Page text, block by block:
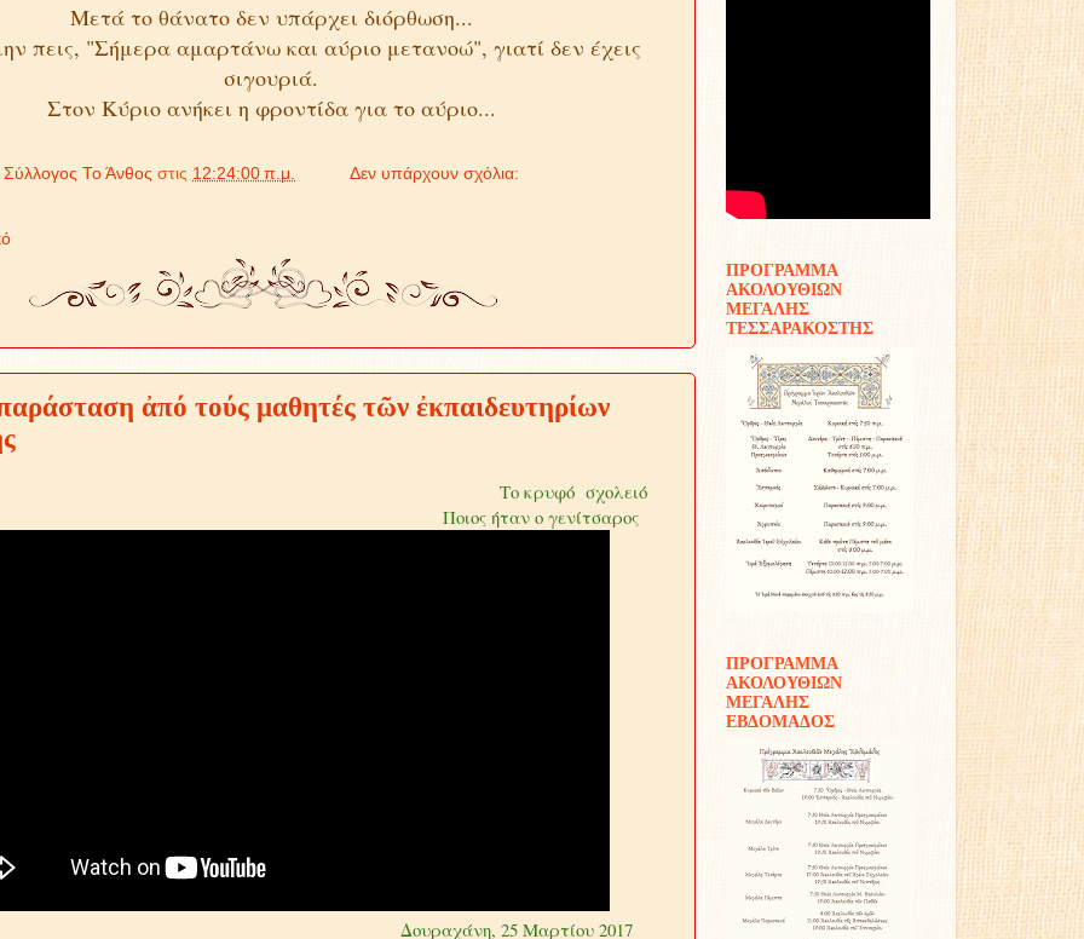
Μετά το θάνατο δεν υπάρχει διόρθωση...
πεις, "Σήμερα αμαρτάνω και αύριο μετανοώ", γιατί δεν έχεις
σιγουριά.
Στον Κύριο ανήκει η φροντίδα για το αύριο...
Σύλλογος Το Άνθος στις 12:24:00 π.μ. Δεν υπάρχουν σχόλια:
ἀπό τούς μαθητές τῶν ἐκπαιδευτηρίων
κρυφό σχολειό
ήταν ο γενίτσαρος
25 Μαρτίου 2017
ΠΡΟΓΡΑΜΜΑ
ΑΚΟΛΟΥΘΙΩΝ
ΜΕΓΑΛΗΣ
ΤΕΣΣΑΡΑΚΟΣΤΗΣ
ΠΡΟΓΡΑΜΜΑ
ΑΚΟΛΟΥΘΙΩΝ
ΜΕΓΑΛΗΣ
ΕΒΔΟΜΑΔΟΣ